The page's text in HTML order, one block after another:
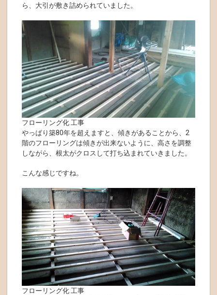
ら、大引が敷き詰められていました。
フローリング化 工事
やっぱり築80年を超えますと、傾きがあることから、2
階のフローリングは傾きが出来ないように、高さを調整
しながら、根太がクロスして打ち込まれていきました。
こんな感じですね。
フローリング化 工事